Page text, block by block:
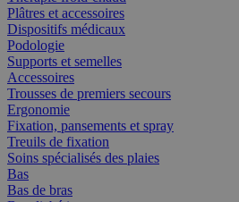
Plâtres et accessoires
Dispositifs médicaux
Podologie
Supports et semelles
Accessoires
Trousses de premiers secours
Ergonomie
Fixation, pansements et spray
Treuils de fixation
Soins spécialisés des plaies
Bas
Bas de bras